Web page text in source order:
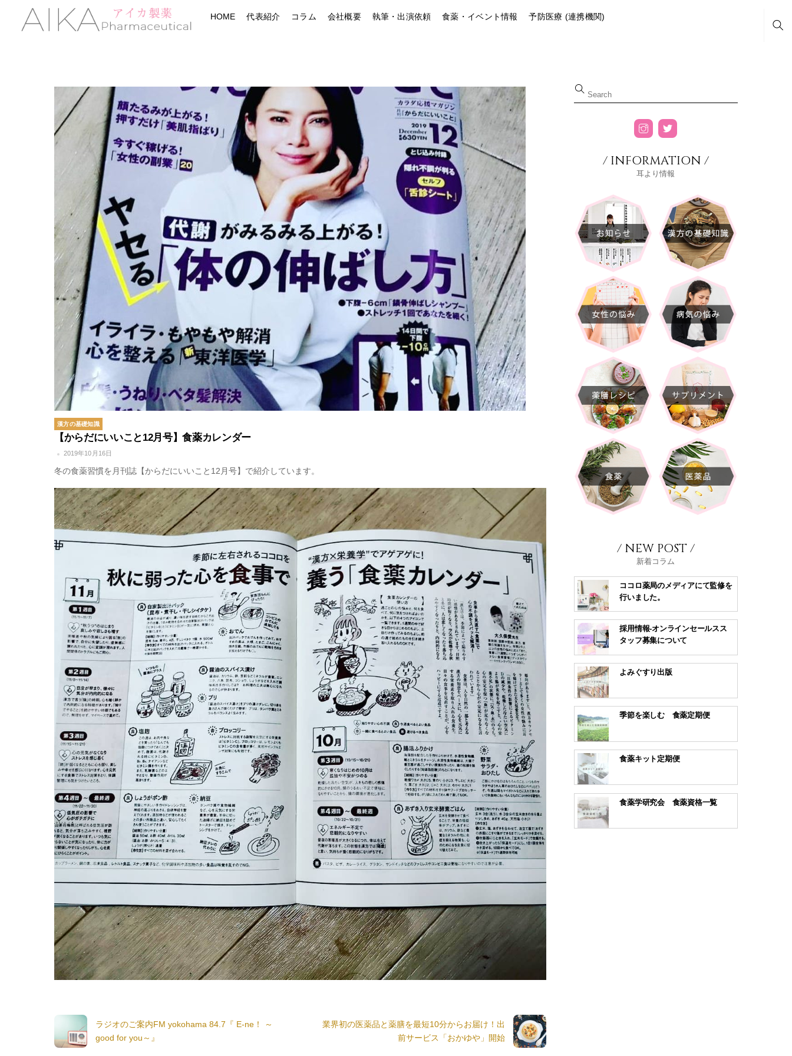
content
Menu
HOME 代表紹介 コラム 会社概要 執筆・出演依頼 食薬・イベント情報 予防医療 (連携機関)
漢方の基礎知識
【からだにいいこと12月号】食薬カレンダー
2019年10月16日
冬の食薬習慣を月刊誌【からだにいいこと12月号】で紹介しています。
ラジオのご案内FM yokohama 84.7『 E-ne！ ～
good for you～』
業界初の医薬品と薬膳を最短10分からお届け！出
前サービス「おかゆや」開始
/ INFORMATION /
耳より情報
/ NEW POST /
新着コラム
ココロ薬局のメディアにて監修を
行いました。
採用情報-オンラインセールスス
タッフ募集について
よみぐすり出版
季節を楽しむ 食薬定期便
食薬キット定期便
食薬学研究会 食薬資格一覧